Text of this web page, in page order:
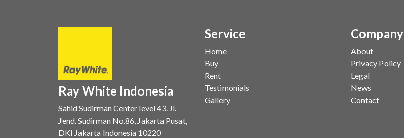
Ray White Indonesia
Sahid Sudirman Center level 43. Jl.
Jend. Sudirman No.86, Jakarta Pusat,
DKI Jakarta Indonesia 10220
Service
Home
Buy
Rent
Testimonials
Gallery
Company
About
Privacy Policy
Legal
News
Contact